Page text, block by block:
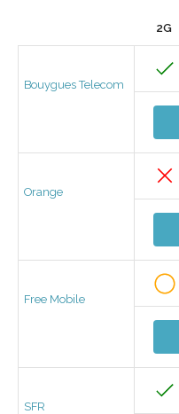
2G
Bouygues Telecom
Orange
Free Mobile
SFR